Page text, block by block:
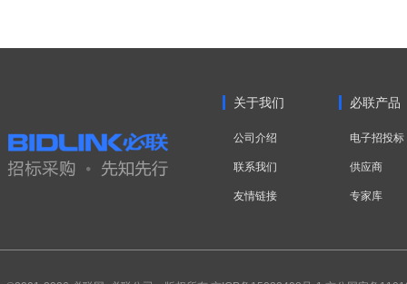
关于我们
公司介绍
联系我们
友情链接
必联产品
电子招投标
供应商
专家库